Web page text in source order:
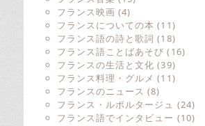
フランス映画 (4)
フランスについての本 (11)
フランス語の詩と歌詞 (18)
フランス語ことばあそび (16)
フランスの生活と文化 (39)
フランス料理・グルメ (11)
フランスのニュース (8)
フランス・ルポルタージュ (24)
フランス語でインタビュー (10)